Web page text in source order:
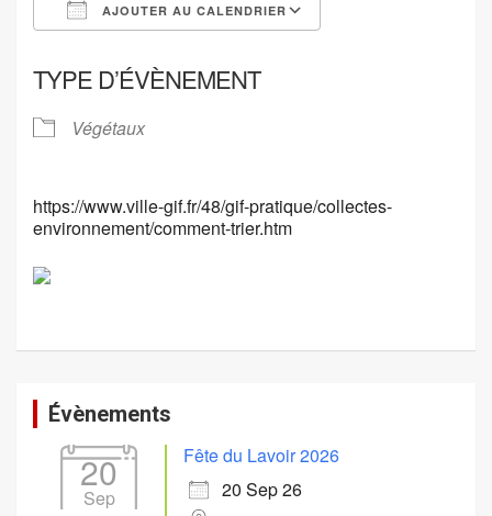
AJOUTER AU CALENDRIER
TYPE D’ÉVÈNEMENT
Végétaux
https://www.ville-gif.fr/48/gif-pratique/collectes-
environnement/comment-trier.htm
Évènements
20
Sep
Fête du Lavoir 2026
20 Sep 26